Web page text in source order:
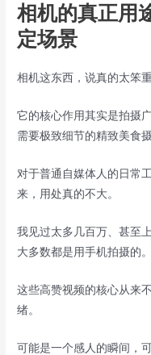
相机的真正用
定场景
相机这东西，说真的太笨
它的核心作用其实是拍摄
需要极致细节的精致美食摄
对于普通自媒体人的日常
来，用处真的不大。
我见过太多几百万、甚至
大多数都是用手机拍摄的。
这些高赞视频的核心从来
绪。
可能是一个感人的瞬间，